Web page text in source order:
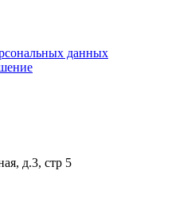
данных
д.3, стр 5